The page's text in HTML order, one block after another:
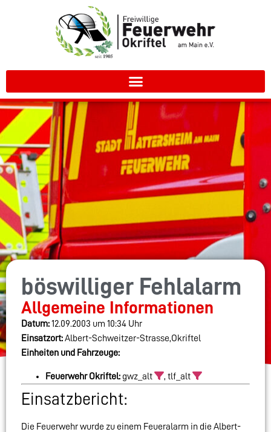
böswilliger Fehlalarm
Allgemeine Informationen
Datum:12.09.2003 um 10:34 Uhr
Einsatzort:Albert-Schweitzer-Strasse,Okriftel
Einheiten und Fahrzeuge:
Feuerwehr Okriftel: gwz_alt , tlf_alt
Einsatzbericht:
Die Feuerwehr wurde zu einem Feueralarm in die Albert-